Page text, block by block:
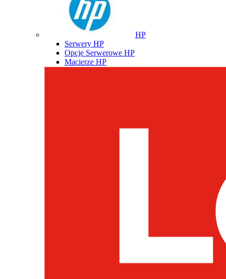
HP
Serwery HP
Opcje Serwerowe HP
Macierze HP